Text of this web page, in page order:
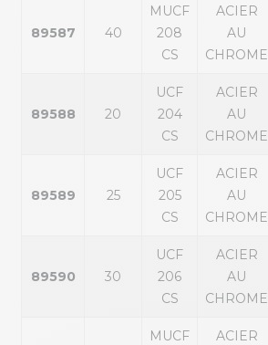
89587 40
MUCF
208
CS
ACIER
AU
CHROME
89588 20
UCF
204
CS
ACIER
AU
CHROME
89589 25
UCF
205
CS
ACIER
AU
CHROME
89590 30
UCF
206
CS
ACIER
AU
CHROME
MUCF ACIER